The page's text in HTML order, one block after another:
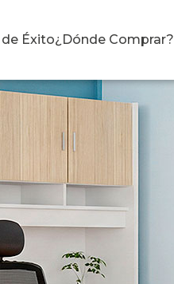
Éxito¿Dónde Comprar?